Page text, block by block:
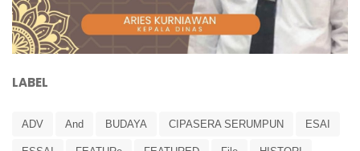
LABEL
ADV And BUDAYA CIPASERA SERUMPUN ESAI